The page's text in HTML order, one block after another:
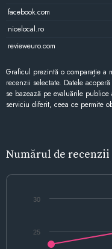
facebook.com
nicelocal.ro
revieweuro.com
Graficul prezintă o comparație
recenzii selectate. Datele
se bazează pe evaluările
serviciu diferit, ceea ce permite
Numărul de recenzii
25
30